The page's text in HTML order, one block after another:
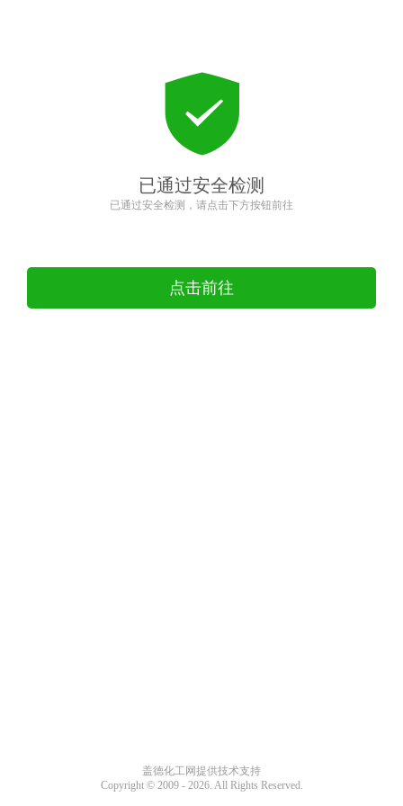
已通过安全检测
已通过安全检测，请点击下方按钮前往
点击前往
盖德化工网提供技术支持
Copyright © 2009 - 2026. All Rights Reserved.